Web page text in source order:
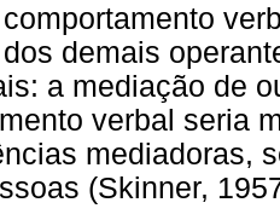
demais
a mediação de
verbal seria
mediadoras,
(Skinner,